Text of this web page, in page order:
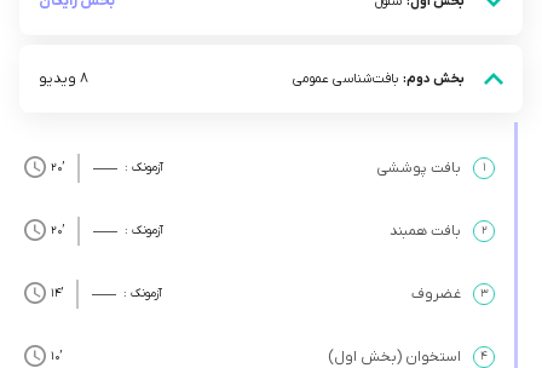
بخش دوم: بافت‌شناسی عمومی 8 ویدیو
۱ بافت پوششی آزمونک : ’20
۲ بافت همبند آزمونک : ’20
۳ غضروف آزمونک : ’14
۴ استخوان (بخش اول) ’10